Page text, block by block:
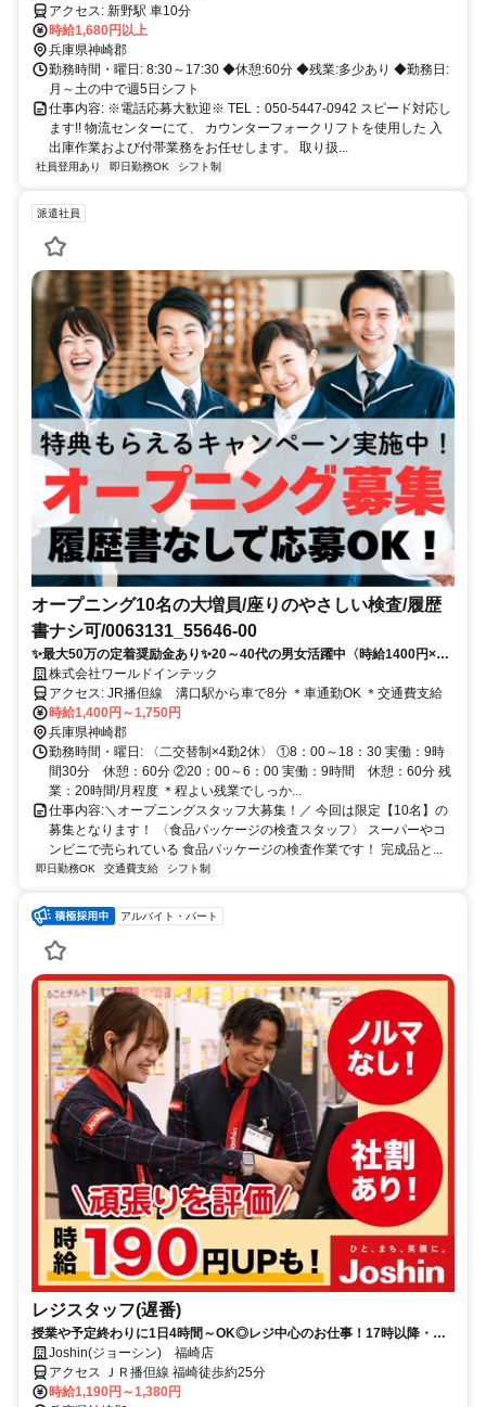
アクセス: 新野駅 車10分
時給1,680円以上
兵庫県神崎郡
勤務時間・曜日: 8:30～17:30 ◆休憩:60分 ◆残業:多少あり ◆勤務日:
月～土の中で週5日シフト
仕事内容: ※電話応募大歓迎※ TEL：050-5447-0942 スピード対応し
ます!! 物流センターにて、 カウンターフォークリフトを使用した 入
出庫作業および付帯業務をお任せします。 取り扱...
社員登用あり 即日勤務OK シフト制
派遣社員
オープニング10名の大増員/座りのやさしい検査/履歴
書ナシ可/0063131_55646-00
✨最大50万の定着奨励金あり✨20～40代の男女活躍中〈時給1400円×2
交替制〉✨年休160日で休める✨履歴書ナシで応募OK◎
株式会社ワールドインテック
アクセス: JR播但線 溝口駅から車で8分 ＊車通勤OK ＊交通費支給
時給1,400円～1,750円
兵庫県神崎郡
勤務時間・曜日: 〈二交替制×4勤2休〉 ①8：00～18：30 実働：9時
間30分 休憩：60分 ②20：00～6：00 実働：9時間 休憩：60分 残
業：20時間/月程度 ＊程よい残業でしっか...
仕事内容: ​＼オープニングスタッフ大募集！／ 今回は限定【10名】の
募集となります！ 〈食品パッケージの検査スタッフ〉 スーパーやコ
ンビニで売られている 食品パッケージの検査作業です！ 完成品と...
即日勤務OK 交通費支給 シフト制
アルバイト・パート
レジスタッフ(遅番)
授業や予定終わりに1日4時間～OK◎レジ中心のお仕事！17時以降・土
日祝は加給あり！社割で家電がお得に♪
Joshin(ジョーシン) 福崎店
アクセス ＪＲ播但線 福崎徒歩約25分
時給1,190円～1,380円